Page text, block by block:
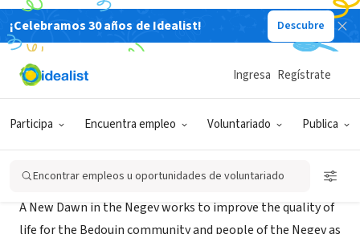
¡Celebramos 30 años de Idealist! Descubre
Participa Encuentra empleo Voluntariado Publica
Ingresa Regístrate
Encontrar empleos u oportunidades de voluntariado
ORGANIZACIÓN SIN FIN DE LUCRO
A New Dawn in the Negev
A New Dawn in the Negev works to improve the quality of
life for the Bedouin community and people of the Negev as